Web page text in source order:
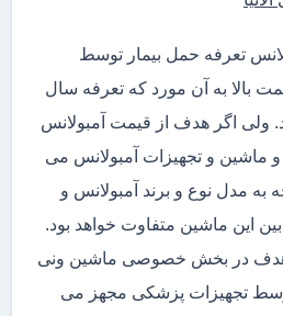
تعرفه حمل بیمار توسط
بالا به آن مورد که تعرفه سال
شد. ولی اگر هدف از قیمت آمبولانس
ماشین و تجهیزات آمبولانس می
به مدل نوع و برند آمبولانس و
این ماشین متفاوت خواهد بود.
هدف در بخش خصوصی ماشین ونی
تجهیزات پزشکی مجهز می